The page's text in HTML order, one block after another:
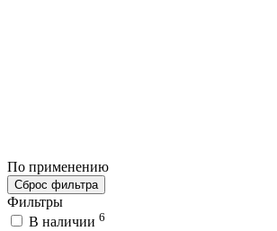
По применению
Сброс фильтра
Фильтры
В наличии 6